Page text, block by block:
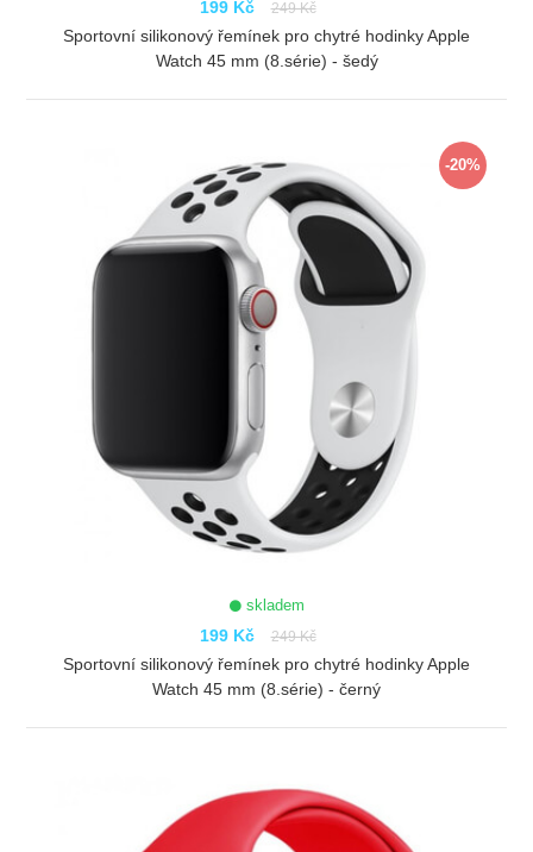
199 Kč 249 Kč
Sportovní silikonový řemínek pro chytré hodinky Apple
Watch 45 mm (8.série) - šedý
-20%
skladem
199 Kč 249 Kč
Sportovní silikonový řemínek pro chytré hodinky Apple
Watch 45 mm (8.série) - černý